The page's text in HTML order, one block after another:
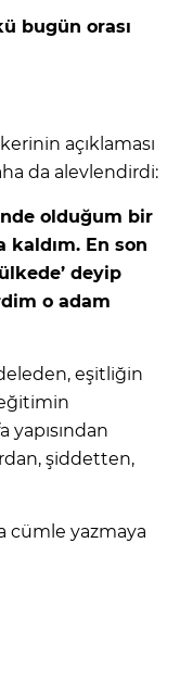
bugün orası
açıklaması
da alevlendirdi:
olduğum bir
En son
deyip
o adam
eşitliğin
şiddetten,
cümle yazmaya